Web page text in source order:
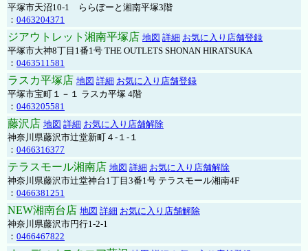
平塚市天沼10-1 ららぽーと湘南平塚3階
： 0463204371
ジアウトレット湘南平塚店 地図 詳細 お気に入り店舗登録
平塚市大神8丁目1番1号 THE OUTLETS SHONAN HIRATSUKA
： 0463511581
ラスカ平塚店 地図 詳細 お気に入り店舗登録
平塚市宝町１－１ ラスカ平塚 4階
： 0463205581
藤沢店 地図 詳細 お気に入り店舗解除
神奈川県藤沢市辻堂新町４-１-１
： 0466316377
テラスモール湘南店 地図 詳細 お気に入り店舗解除
神奈川県藤沢市辻堂神台1丁目3番1号 テラスモール湘南4F
： 0466381251
NEW湘南台店 地図 詳細 お気に入り店舗解除
神奈川県藤沢市円行1-2-1
： 0466467822